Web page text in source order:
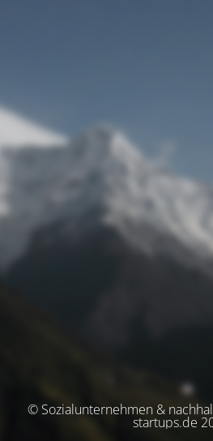
© Sozialunternehmen &
startups.de